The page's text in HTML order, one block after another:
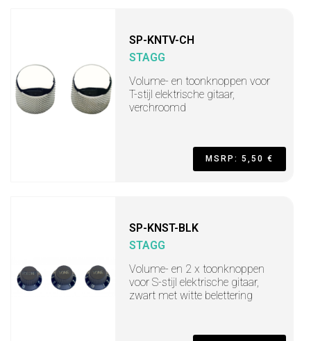
SP-KNTV-CH
STAGG
Volume- en toonknoppen voor
T-stijl elektrische gitaar,
verchroomd
MSRP: 5,50 €
SP-KNST-BLK
STAGG
Volume- en 2 x toonknoppen
voor S-stijl elektrische gitaar,
zwart met witte belettering